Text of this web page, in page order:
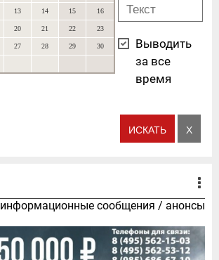
13 14 15 16
20 21 22 23
27 28 29 30
Выводить
за все
время
информационные сообщения / анонсы